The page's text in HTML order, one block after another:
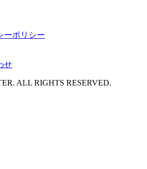
ーポリシー
せ
ALL RIGHTS RESERVED.